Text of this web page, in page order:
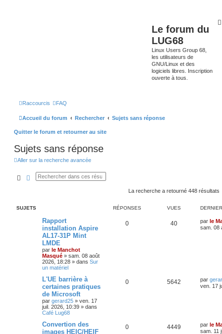
Le forum du
LUG68
Linux Users Group 68,
les utilisateurs de
GNU/Linux et des
logiciels libres. Inscription
ouverte à tous.
Raccourcis FAQ
Accueil du forum Rechercher Sujets sans réponse
Quitter le forum et retourner au site
Sujets sans réponse
Aller sur la recherche avancée
Rechercher
Recherche avancée
La recherche a retourné 448 résultats
SUJETS RÉPONSES VUES
Rapport
installation Aspire
AL17-31P Mint
LMDE
par le Manchot
Masqué » sam. 08 août
2026, 18:28 » dans Sur
un matériel
0 40 par le
sam. 08
L'UE barrière à
certaines pratiques
de Microsoft
par gerard25 » ven. 17
juil. 2026, 10:39 » dans
Café Lug68
0 5642 par
ven. 17
Convertion des
images HEIC/HEIF
0 4449 par le
sam. 11